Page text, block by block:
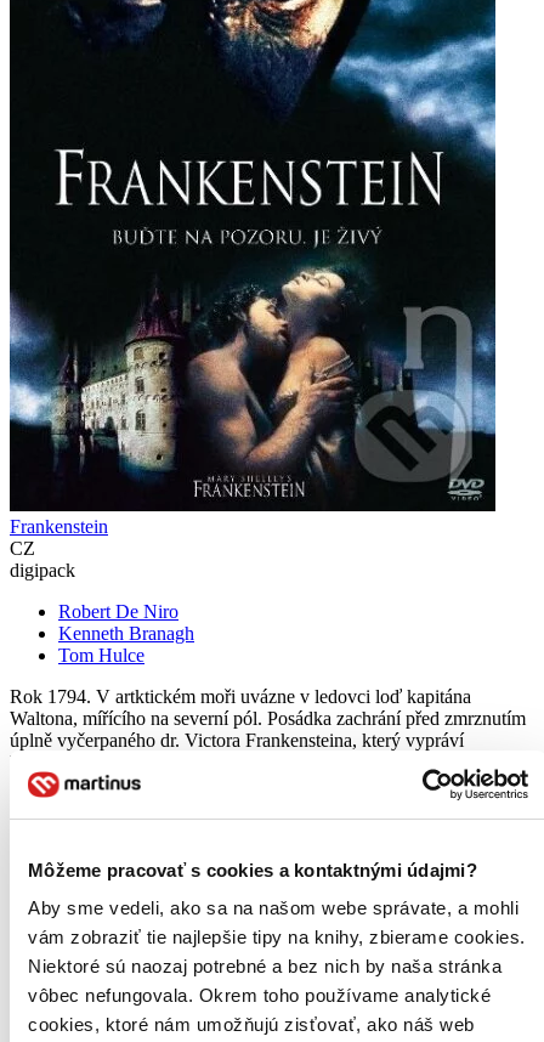
Môžeme pracovať s cookies a kontaktnými údajmi?
Aby sme vedeli, ako sa na našom webe správate, a mohli
vám zobraziť tie najlepšie tipy na knihy, zbierame cookies.
Niektoré sú naozaj potrebné a bez nich by naša stránka
vôbec nefungovala. Okrem toho používame analytické
cookies, ktoré nám umožňujú zisťovať, ako náš web
Frankenstein
CZ
digipack
Robert De Niro
Kenneth Branagh
Tom Hulce
Rok 1794. V artktickém moři uvázne v ledovci loď kapitána
Waltona, mířícího na severní pól. Posádka zachrání před zmrznutím
úplně vyčerpaného dr. Victora Frankensteina, který vypráví
kapitánovi svůj prokletý příběh...
7,20 €
Tento produkt momentálne nemáme na sklade, ale zvyčajne
posnažíme sa aj trochu rýchlejšie!
Pridať do zoznamu
Vložiť do košíka